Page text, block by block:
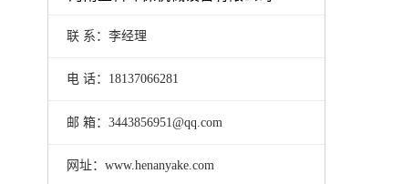
联 系：李经理
电 话：18137066281
邮 箱：3443856951@qq.com
网址：www.henanyake.com